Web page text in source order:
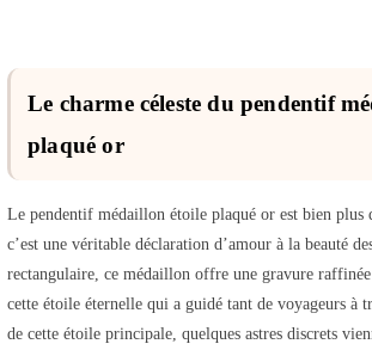
Le charme céleste du pendentif
plaqué or
Le pendentif médaillon étoile plaqué or est bien plus
c’est une véritable déclaration d’amour à la beauté
rectangulaire, ce médaillon offre une gravure
cette étoile éternelle qui a guidé tant de voyageurs à
de cette étoile principale, quelques astres discrets